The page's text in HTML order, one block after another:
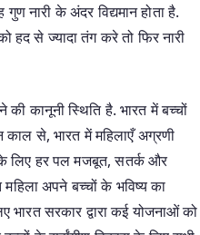
नारी के अंदर विद्यमान होता है.
हद से ज्यादा तंग करे तो फिर नारी
कानूनी स्थिति है. भारत में बच्चों
से, भारत में महिलाएँ अग्रणी
के लिए हर पल मजबूत, सतर्क और
अपने बच्चों के भविष्य का
भारत सरकार द्वारा कई योजनाओं को